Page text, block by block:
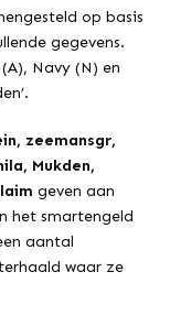
op basis
gegevens.
Navy (N) en
zeemansgr,
Mukden,
geven aan
het smartengeld
aantal
waar ze